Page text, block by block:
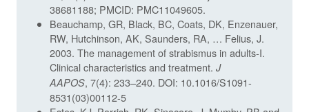
38681188; PMCID: PMC11049605.
Beauchamp, GR, Black, BC, Coats, DK, Enzenauer,
RW, Hutchinson, AK, Saunders, RA, … Felius, J.
2003. The management of strabismus in adults-I.
Clinical characteristics and treatment. J
AAPOS, 7(4): 233–240. DOI: 10.1016/S1091-
8531(03)00112-5